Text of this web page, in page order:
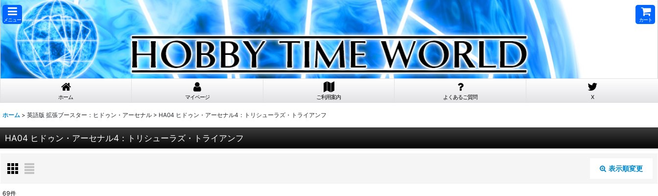
メニュー カート
ホーム マイページ ご利用案内 よくあるご質問 X
ホーム > 英語版 拡張ブースター：ヒドゥン・アーセナル > HA04 ヒドゥン・アーセナル4：トリシューラズ・トライアンフ
HA04 ヒドゥン・アーセナル4：トリシューラズ・トライアンフ
表示順変更
69件